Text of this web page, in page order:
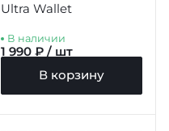
Ultra Wallet
В наличии
1 990 ₽ / шт
В корзину